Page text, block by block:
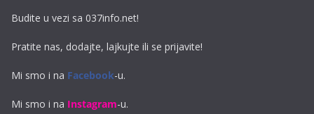
Budite u vezi sa 037info.net!
Pratite nas, dodajte, lajkujte ili se prijavite!
Mi smo i na Facebook-u.
Mi smo i na Instagram-u.